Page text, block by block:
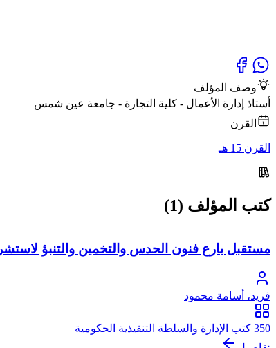
وصف المؤلف
أستاذ إدارة الأعمال - كلية التجارة - جامعة عين شمس
القرن
القرن 15 هـ
كتب المؤلف (1)
مستقبل بارع فنون الحدس والتخمين والتنبؤ
فريد، أسامة محمود
350 كتب الإدارة والسلطة التنفيذية الحكومية